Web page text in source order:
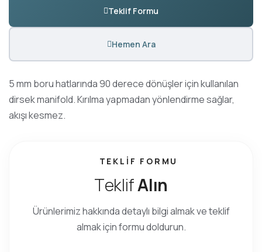
Teklif Formu
Hemen Ara
5 mm boru hatlarında 90 derece dönüşler için kullanılan
dirsek manifold. Kırılma yapmadan yönlendirme sağlar,
akışı kesmez.
TEKLIF FORMU
TeklifAlın
Ürünlerimiz hakkında detaylı bilgi almak ve teklif
almak için formu doldurun.